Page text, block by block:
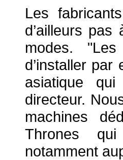
Les
d’ailleurs
modes.
d’installer
asiatique
directeur.
machines
Thrones
notamment